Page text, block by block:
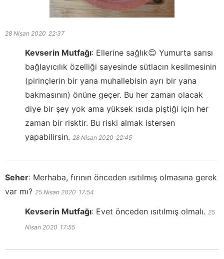
28 Nisan 2020 22:37
Kevserin Mutfağı: Ellerine sağlık😊 Yumurta sarısı
bağlayıcılık özelliği sayesinde sütlacın kesilmesinin
(pirinçlerin bir yana muhallebisin ayrı bir yana
bakmasının) önüne geçer. Bu her zaman olacak
diye bir şey yok ama yüksek ısıda piştiği için her
zaman bir risktir. Bu riski almak istersen
yapabilirsin. 28 Nisan 2020 22:45
Seher: Merhaba, fırının önceden ısıtılmış olmasına gerek
var mı? 25 Nisan 2020 17:54
Kevserin Mutfağı: Evet önceden ısıtılmış olmalı. 25
Nisan 2020 17:55